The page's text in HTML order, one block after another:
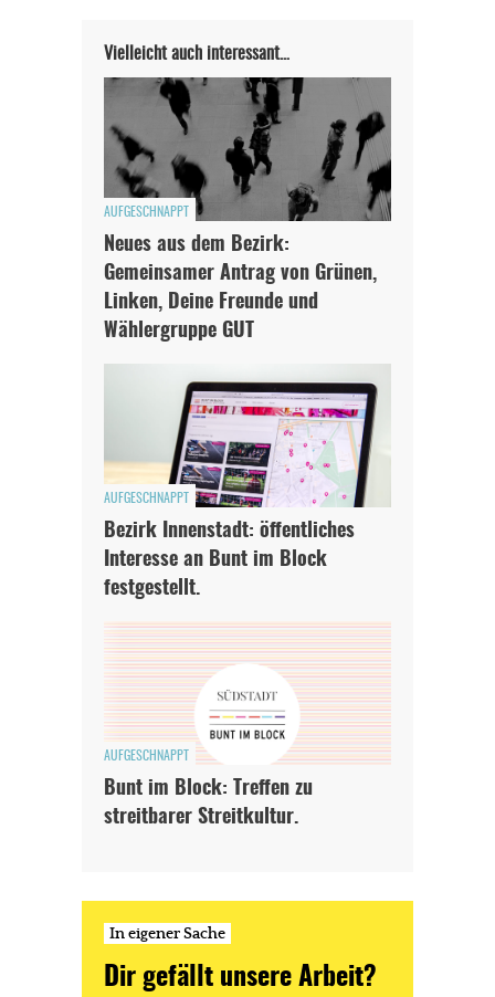
Vielleicht auch interessant…
AUFGESCHNAPPT
Neues aus dem Bezirk:
Gemeinsamer Antrag von Grünen,
Linken, Deine Freunde und
Wählergruppe GUT
AUFGESCHNAPPT
Bezirk Innenstadt: öffentliches
Interesse an Bunt im Block
festgestellt.
AUFGESCHNAPPT
Bunt im Block: Treffen zu
streitbarer Streitkultur.
In eigener Sache
Dir gefällt unsere Arbeit?